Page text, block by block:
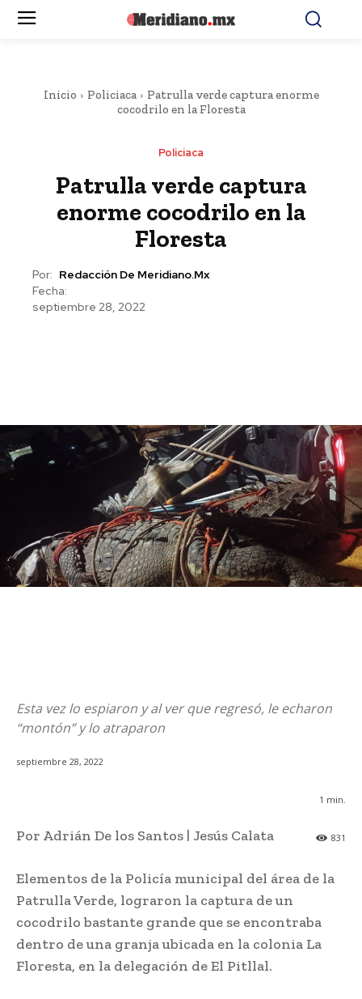
Inicio Policiaca
Patrulla verde captura enorme
cocodrilo en la Floresta
Policiaca
Patrulla verde captura
enorme cocodrilo en la
Floresta
Por: Redacción De Meridiano.mx
Fecha:
septiembre 28, 2022
Esta vez lo espiaron y al ver que regresó, le echaron
“montón” y lo atraparon
septiembre 28, 2022
1 min.
831
Por Adrián De los Santos | Jesús Calata
Elementos de la Policía municipal del área de la
Patrulla Verde, lograron la captura de un
cocodrilo bastante grande que se encontraba
dentro de una granja ubicada en la colonia La
Floresta, en la delegación de El Pitllal.